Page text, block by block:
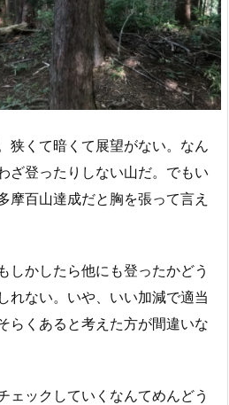
狭くて暗くて展望がない。なん
ざ登ったりしない山だ。でもい
摩百山達成だと胸を張って言え
しかしたら他にも登ったかどう
れない。いや、いい加減で適当
らくあると考えた方が間違いな
ェックしていくなんてめんどう